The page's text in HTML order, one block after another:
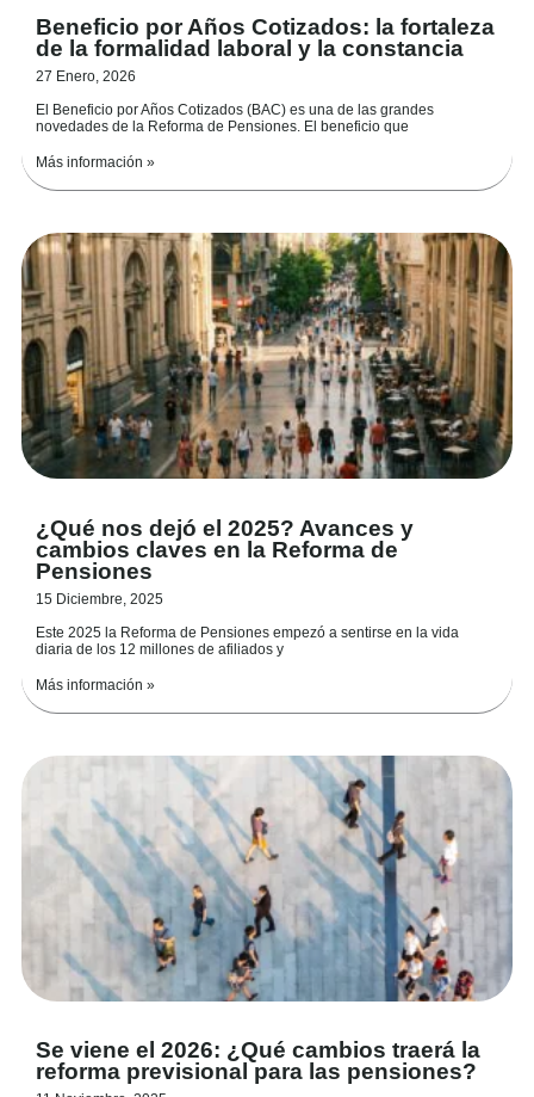
Beneficio por Años Cotizados: la fortaleza
de la formalidad laboral y la constancia
27 Enero, 2026
El Beneficio por Años Cotizados (BAC) es una de las grandes
novedades de la Reforma de Pensiones. El beneficio que
Más información »
¿Qué nos dejó el 2025? Avances y
cambios claves en la Reforma de
Pensiones
15 Diciembre, 2025
Este 2025 la Reforma de Pensiones empezó a sentirse en la vida
diaria de los 12 millones de afiliados y
Más información »
Se viene el 2026: ¿Qué cambios traerá la
reforma previsional para las pensiones?